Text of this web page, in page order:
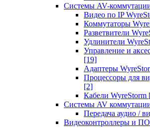
Системы AV-
Видео по IP
Коммутаторы
Разветвители
Удлинители
Управление и
[19]
Адаптеры
Процессоры для
[2]
Кабели WyreStorm
Системы AV
Передача аудио /
Видеоконтроллеры и ПО